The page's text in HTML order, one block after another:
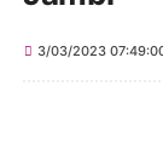
3/03/2023